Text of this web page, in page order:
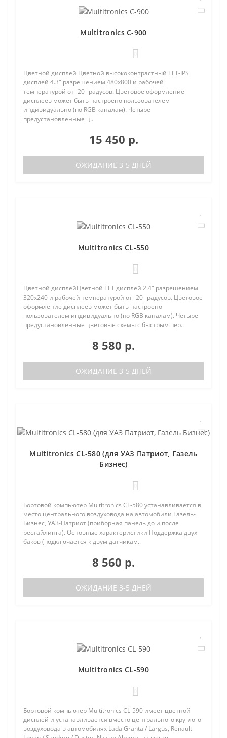
Multitronics C-900
Цветной дисплей Цветной высококонтрастный TFT-IPS
дисплей 4.3" разрешением 480х800 и рабочей
температурой от -20 градусов. Цветовое оформление
дисплеев может быть настроено пользователем
индивидуально (по RGB каналам). Четыре
предустановленные ц..
15 450 р.
ОЖИДАНИЕ 3-5 ДНЕЙ
Multitronics CL-550
Цветной дисплейЦветной TFT дисплей 2.4" разрешением
320х240 и рабочей температурой от -20 градусов. Цветовое
оформление дисплеев может быть настроено
пользователем индивидуально (по RGB каналам). Четыре
предустановленные цветовые схемы с быстрым пер..
8 580 р.
ОЖИДАНИЕ 3-5 ДНЕЙ
Multitronics CL-580 (для УАЗ Патриот, Газель
Бизнес)
Бортовой компьютер Multitronics CL-580 устанавливается в
место центрального воздуховода на автомобили Газель-
Бизнес, УАЗ-Патриот (приборная панель до и после
рестайлинга). Основные характеристики Поддержка двух
баков (подключается к двум датчикам..
8 560 р.
ОЖИДАНИЕ 3-5 ДНЕЙ
Multitronics CL-590
Бортовой компьютер Multitronics CL-590 имеет цветной
дисплей и устанавливается вместо центрального круглого
воздуховода в автомобилях Lada Granta / Largus, Renault